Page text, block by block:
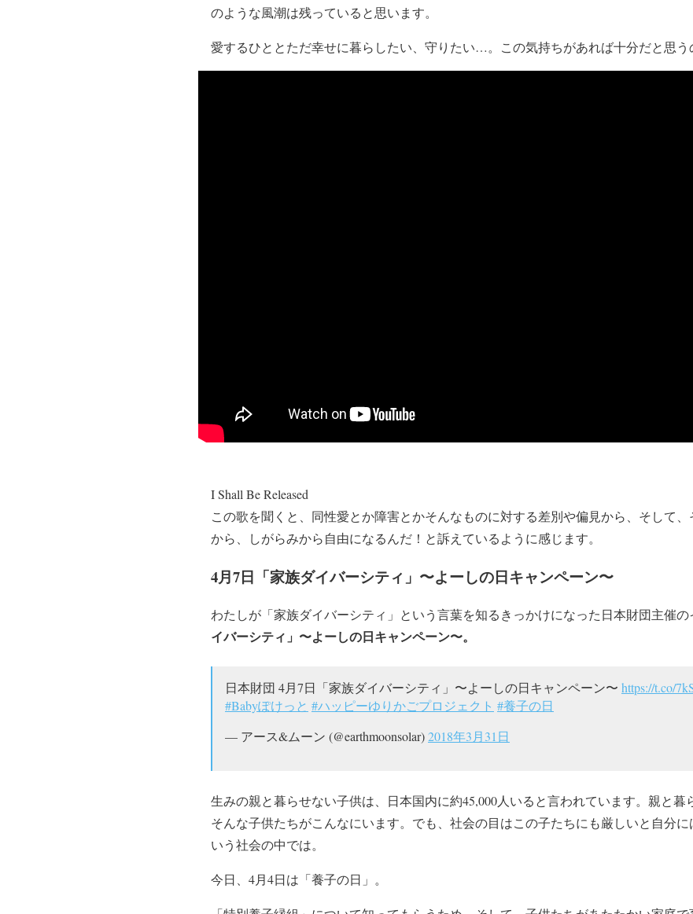
のような風潮は残っていると思います。
愛するひととただ幸せに暮らしたい、守りたい…。この気持ちがあれば十分だと思う
I Shall Be Released
この歌を聞くと、同性愛とか障害とかそんなものに対する差別や偏見から、そして
から、しがらみから自由になるんだ！と訴えているように感じます。
4月7日「家族ダイバーシティ」〜よーしの日キャンペーン〜
わたしが「家族ダイバーシティ」という言葉を知るきっかけになった日本財団主催の
イバーシティ」〜よーしの日キャンペーン〜。
日本財団 4月7日「家族ダイバーシティ」〜よーしの日キャンペーン〜 https://t.co/
#Babyぽけっと #ハッピーゆりかごプロジェクト #養子の日
— アース&ムーン (@earthmoonsolar)2018年3月31日
生みの親と暮らせない子供は、日本国内に約45,000人いると言われています。親と
そんな子供たちがこんなにいます。でも、社会の目はこの子たちにも厳しいと自分
いう社会の中では。
今日、4月4日は「養子の日」。